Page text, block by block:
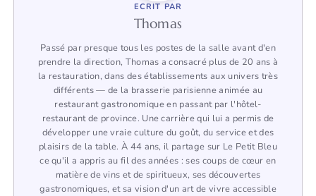
ECRIT PAR
Thomas
Passé par presque tous les postes de la salle avant d'en
prendre la direction, Thomas a consacré plus de 20 ans à
la restauration, dans des établissements aux univers très
différents — de la brasserie parisienne animée au
restaurant gastronomique en passant par l'hôtel-
restaurant de province. Une carrière qui lui a permis de
développer une vraie culture du goût, du service et des
plaisirs de la table. À 44 ans, il partage sur Le Petit Bleu
ce qu'il a appris au fil des années : ses coups de cœur en
matière de vins et de spiritueux, ses découvertes
gastronomiques, et sa vision d'un art de vivre accessible